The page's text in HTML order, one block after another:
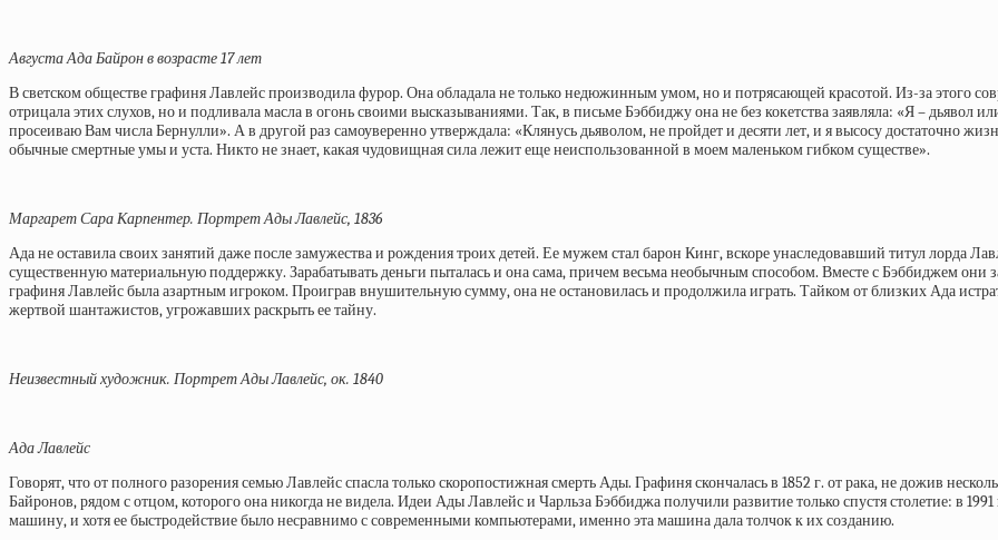
Августа Ада Байрон в возрасте 17 лет
В светском обществе графиня Лавлейс производила фурор. Она обладала не только недюжинным умом, но и потрясающей красотой. Из-за этого
отрицала этих слухов, но и подливала масла в огонь своими высказываниями. Так, в письме Бэббиджу она не без кокетства заявляла: «Я – дьявол
просеиваю Вам числа Бернулли». А в другой раз самоуверенно утверждала: «Клянусь дьяволом, не пройдет и десяти лет, и я высосу достаточно
обычные смертные умы и уста. Никто не знает, какая чудовищная сила лежит еще неиспользованной в моем маленьком гибком существе».
Маргарет Сара Карпентер. Портрет Ады Лавлейс, 1836
Ада не оставила своих занятий даже после замужества и рождения троих детей. Ее мужем стал барон Кинг, вскоре унаследовавший титул лорда
существенную материальную поддержку. Зарабатывать деньги пыталась и она сама, причем весьма необычным способом. Вместе с Бэббиджем они
графиня Лавлейс была азартным игроком. Проиграв внушительную сумму, она не остановилась и продолжила играть. Тайком от близких Ада
жертвой шантажистов, угрожавших раскрыть ее тайну.
Неизвестный художник. Портрет Ады Лавлейс, ок. 1840
Ада Лавлейс
Говорят, что от полного разорения семью Лавлейс спасла только скоропостижная смерть Ады. Графиня скончалась в 1852 г. от рака, не дожив
Байронов, рядом с отцом, которого она никогда не видела. Идеи Ады Лавлейс и Чарльза Бэббиджа получили развитие только спустя столетие: в
машину, и хотя ее быстродействие было несравнимо с современными компьютерами, именно эта машина дала толчок к их созданию.